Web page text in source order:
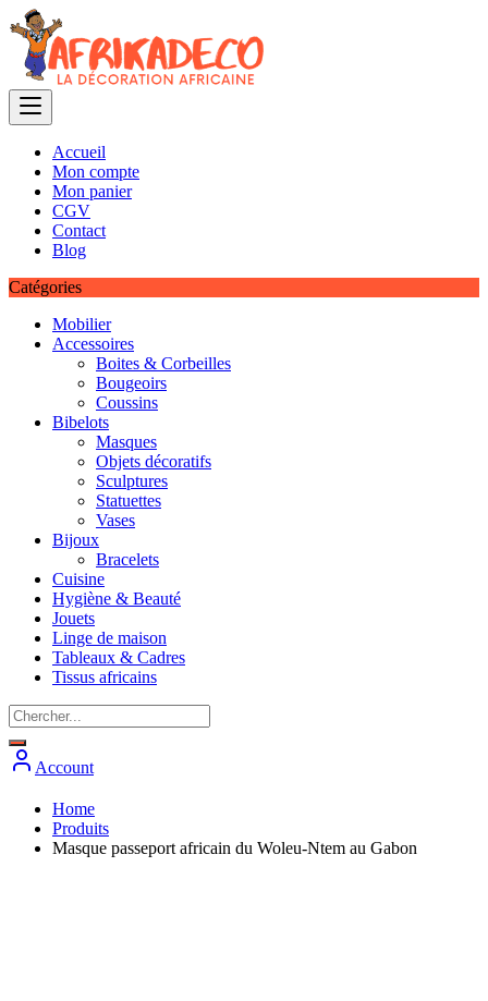
Skip
to
content
Accueil
Mon compte
Mon panier
CGV
Contact
Blog
Catégories
Mobilier
Accessoires
Boites & Corbeilles
Bougeoirs
Coussins
Bibelots
Masques
Objets décoratifs
Sculptures
Statuettes
Vases
Bijoux
Bracelets
Cuisine
Hygiène & Beauté
Jouets
Linge de maison
Tableaux & Cadres
Tissus africains
Account
Home
Produits
Masque passeport africain du Woleu-Ntem au Gabon